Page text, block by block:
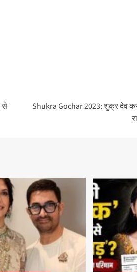
से
Shukra Gochar 2023: शुक्र देव